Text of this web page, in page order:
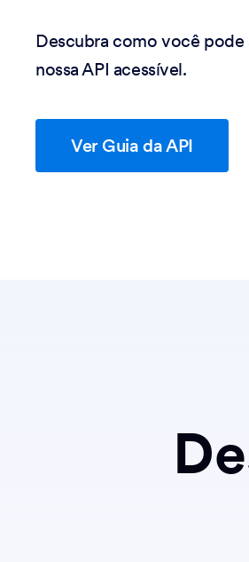
Descubra como você pode
nossa API acessível.
Ver Guia da API